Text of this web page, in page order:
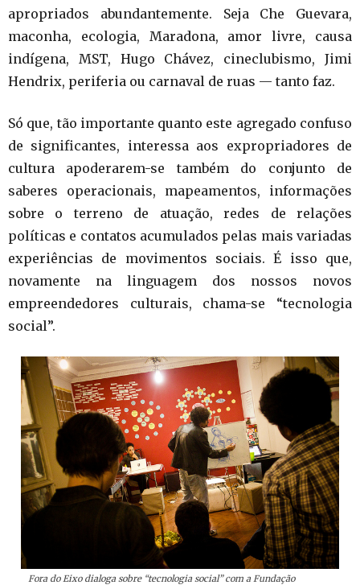
apropriados abundantemente. Seja Che Guevara,
maconha, ecologia, Maradona, amor livre, causa
indígena, MST, Hugo Chávez, cineclubismo, Jimi
Hendrix, periferia ou carnaval de ruas — tanto faz.
Só que, tão importante quanto este agregado confuso
de significantes, interessa aos expropriadores de
cultura apoderarem-se também do conjunto de
saberes operacionais, mapeamentos, informações
sobre o terreno de atuação, redes de relações
políticas e contatos acumulados pelas mais variadas
experiências de movimentos sociais. É isso que,
novamente na linguagem dos nossos novos
empreendedores culturais, chama-se “tecnologia
social”.
Fora do Eixo dialoga sobre “tecnologia social” com a Fundação